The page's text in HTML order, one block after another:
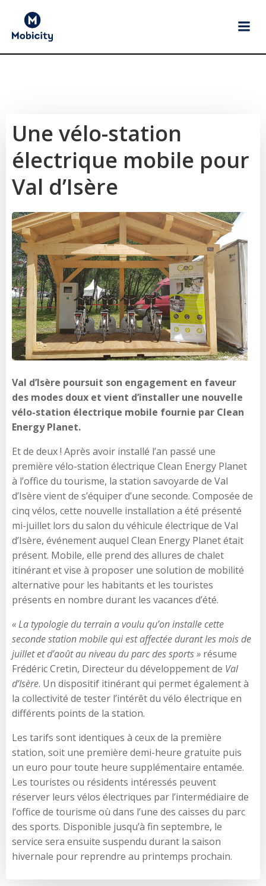
Une vélo-station
électrique mobile pour
Val d’Isère
Val d’Isère poursuit son engagement en faveur
des modes doux et vient d’installer une nouvelle
vélo-station électrique mobile fournie par Clean
Energy Planet.
Et de deux ! Après avoir installé l’an passé une
première vélo-station électrique Clean Energy Planet
à l’office du tourisme, la station savoyarde de Val
d’Isère vient de s’équiper d’une seconde. Composée de
cinq vélos, cette nouvelle installation a été présenté
mi-juillet lors du salon du véhicule électrique de Val
d’Isère, événement auquel Clean Energy Planet était
présent. Mobile, elle prend des allures de chalet
itinérant et vise à proposer une solution de mobilité
alternative pour les habitants et les touristes
présents en nombre durant les vacances d’été.
« La typologie du terrain a voulu qu’on installe cette
seconde station mobile qui est affectée durant les mois de
juillet et d’août au niveau du parc des sports » résume
Frédéric Cretin, Directeur du développement de Val
d’Isère. Un dispositif itinérant qui permet également à
la collectivité de tester l’intérêt du vélo électrique en
différents points de la station.
Les tarifs sont identiques à ceux de la première
station, soit une première demi-heure gratuite puis
un euro pour toute heure supplémentaire entamée.
Les touristes ou résidents intéressés peuvent
réserver leurs vélos électriques par l’intermédiaire de
l’office de tourisme où dans l’une des caisses du parc
des sports. Disponible jusqu’à fin septembre, le
service sera ensuite suspendu durant la saison
hivernale pour reprendre au printemps prochain.